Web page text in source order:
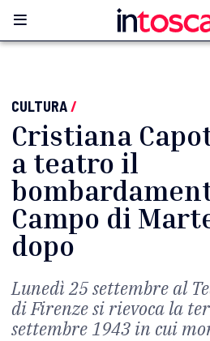
CULTURA/
Cristiana
a teatro il
Campo di
dopo
Lunedì 25 settembre al
di Firenze si rievoca la
settembre 1943 in cui